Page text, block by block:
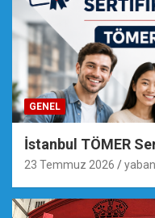
GENEL
İstanbul TÖMER
23 Temmuz 2026